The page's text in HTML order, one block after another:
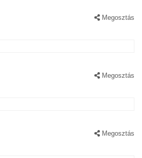
Megosztás
Megosztás
Megosztás